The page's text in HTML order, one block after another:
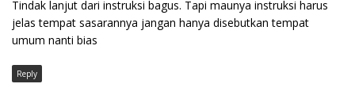
Tindak lanjut dari instruksi bagus. Tapi maunya instruksi harus
jelas tempat sasarannya jangan hanya disebutkan tempat
umum nanti bias
Reply